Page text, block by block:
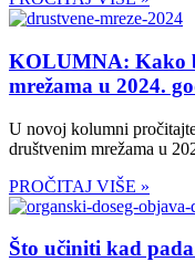
KOLUMNA: Kako
mrežama u 2024.
U novoj kolumni
društvenim mrežama u
PROČITAJ VIŠE »
Što učiniti kad